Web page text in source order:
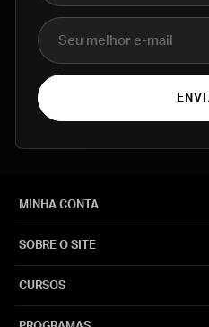
E-mail
MINHA CONTA
SOBRE O SITE
CURSOS